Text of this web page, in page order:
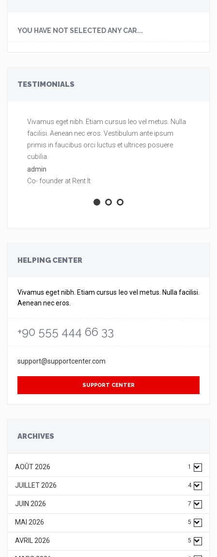
YOU HAVE NOT SELECTED ANY CAR...
TESTIMONIALS
Vivamus eget nibh. Etiam cursus leo vel metus. Nulla
facilisi. Aenean nec eros. Vestibulum ante ipsum
primis in faucibus orci luctus et ultrices posuere
cubilia.
admin
Co- founder at Rent It
HELPING CENTER
Vivamus eget nibh. Etiam cursus leo vel metus. Nulla facilisi.
Aenean nec eros.
+90 555 444 66 33
support@supportcenter.com
SUPPORT CENTER
ARCHIVES
AOÛT 2026 1
JUILLET 2026 4
JUIN 2026 7
MAI 2026 5
AVRIL 2026 5